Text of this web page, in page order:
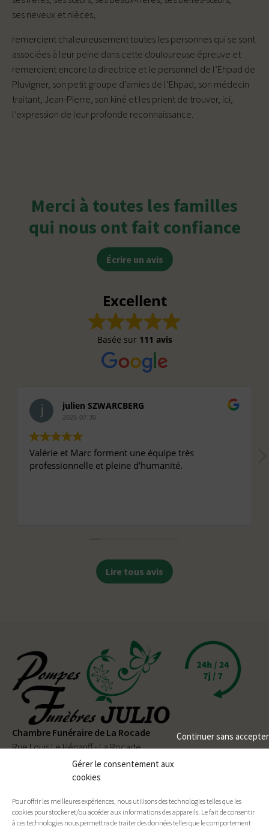
Gérer le consentement aux
cookies
Pour offrir les meilleures expériences, nous utilisons des technologies telles que les
cookies pour stocker et/ou accéder aux informations des appareils. Le fait de consentir
à ces technologies nous permettra de traiter des données telles que le comportement
Continuer sans accepter
ses neveux et nièces,
remercient chaleureusement toutes les personnes qui se sont
associées à leur peine dans cette douloureuse épreuve et
remercient encore la directrice et le personnel de l’Ehpad de
Pluvigner, son petit groupe d’amies de l’Ehpad, son médecin
traitant, Jean-Pierre, son kiné et les prient de trouver, ici,
l’expression de leur profonde reconnaissance.
Merci à toutes les familles
qui nous ont fait confiance
Écrire un avis
Excellent
Basée sur 111 avis
julien SZWARCBERG
2026-07-30
Valérie et Marc forment une équipe très
professionnelle et pleine d'humanité.
Lire tous avis
Chambre Funéraire de La Rocade
Rue Louis Le Hénanff - La Rocade
56330 PLUVIGNER
02 97 50 90 80
Permanence téléphonique24h/24et7j/7